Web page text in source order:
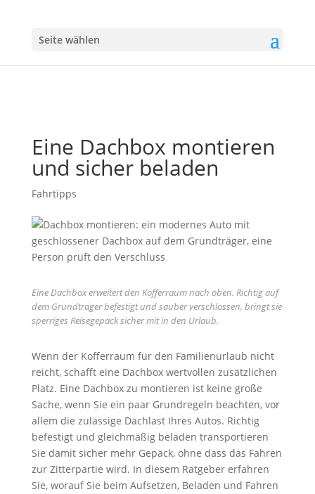
Seite wählen
Eine Dachbox montieren
und sicher beladen
Fahrtipps
Eine Dachbox erweitert den Kofferraum nach oben. Richtig auf
dem Grundträger befestigt und sauber verschlossen, bringt sie
sperriges Reisegepäck sicher mit in den Urlaub.
Wenn der Kofferraum für den Familienurlaub nicht
reicht, schafft eine Dachbox wertvollen zusätzlichen
Platz. Eine Dachbox zu montieren ist keine große
Sache, wenn Sie ein paar Grundregeln beachten, vor
allem die zulässige Dachlast Ihres Autos. Richtig
befestigt und gleichmäßig beladen transportieren
Sie damit sicher mehr Gepäck, ohne dass das Fahren
zur Zitterpartie wird. In diesem Ratgeber erfahren
Sie, worauf Sie beim Aufsetzen, Beladen und Fahren